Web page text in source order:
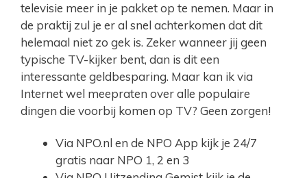
televisie meer in je pakket op te nemen. Maar in
de praktij zul je er al snel achterkomen dat dit
helemaal niet zo gek is. Zeker wanneer jij geen
typische TV-kijker bent, dan is dit een
interessante geldbesparing. Maar kan ik via
Internet wel meepraten over alle populaire
dingen die voorbij komen op TV? Geen zorgen!
Via NPO.nl en de NPO App kijk je 24/7
gratis naar NPO 1, 2 en 3